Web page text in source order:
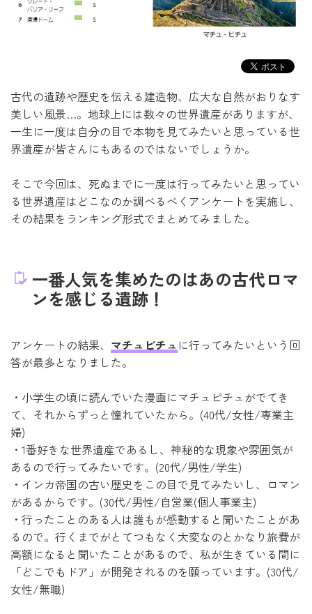
古代の遺跡や歴史を伝える建造物、広大な自然がおりなす
美しい風景…。 地球上には数々の世界遺産がありますが、
一生に一度は自分の目で本物を見てみたいと思っている世
界遺産が皆さんにもあるのではないでしょうか。
そこで今回は、死ぬまでに一度は行ってみたいと思ってい
る世界遺産はどこなのか調べるべく アンケートを実施し、
その結果をランキング形式でまとめてみました。
一番人気を集めたのはあの古代ロマ
ンを感じる遺跡！
アンケートの結果、 マチュピチュ に行ってみたいという回
答が最多となりました。
・小学生の頃に読んでいた漫画にマチュピチュがでてき
て、それからずっと憧れていたから。(40代/女性/専業主
婦)
・1番好きな世界遺産であるし、神秘的な現象や雰囲気が
あるので行ってみたいです。(20代/男性/学生)
・インカ帝国の古い歴史をこの目で見てみたいし、ロマン
があるからです。(30代/男性/自営業(個人事業主)
・行ったことのある人は誰もが感動すると聞いたことがあ
るので。行くまでがとてつもなく大変なのとかなり旅費が
高額になると聞いたことがあるので、私が生きている間に
「どこでもドア」が開発されるのを願っています。(30代/
女性/無職)